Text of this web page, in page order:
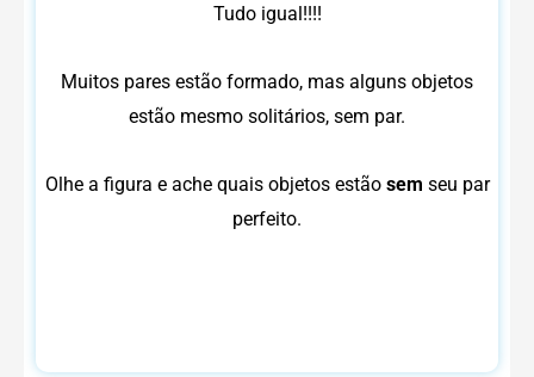
Tudo igual!!!!
Muitos pares estão formado, mas alguns objetos
estão mesmo solitários, sem par.
Olhe a figura e ache quais objetos estão sem seu par
perfeito.